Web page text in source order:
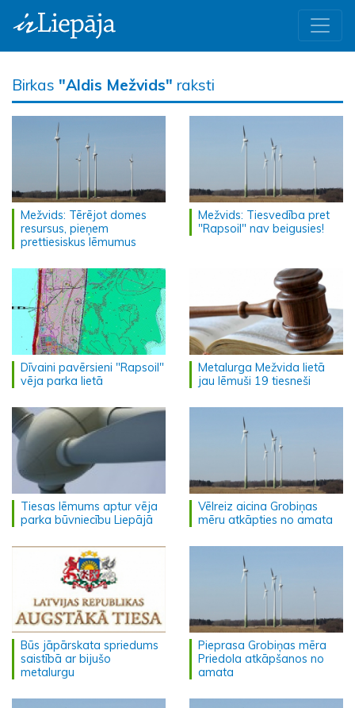
Birkas "Aldis Mežvids" raksti
Mežvids: Tērējot domes
resursus, pieņem
prettiesiskus lēmumus
Mežvids: Tiesvedība pret
"Rapsoil" nav beigusies!
Dīvaini pavērsieni "Rapsoil"
vēja parka lietā
Metalurga Mežvida lietā
jau lēmuši 19 tiesneši
Tiesas lēmums aptur vēja
parka būvniecību Liepājā
Vēlreiz aicina Grobiņas
mēru atkāpties no amata
Būs jāpārskata spriedums
saistībā ar bijušo
metalurgu
Pieprasa Grobiņas mēra
Priedola atkāpšanos no
amata